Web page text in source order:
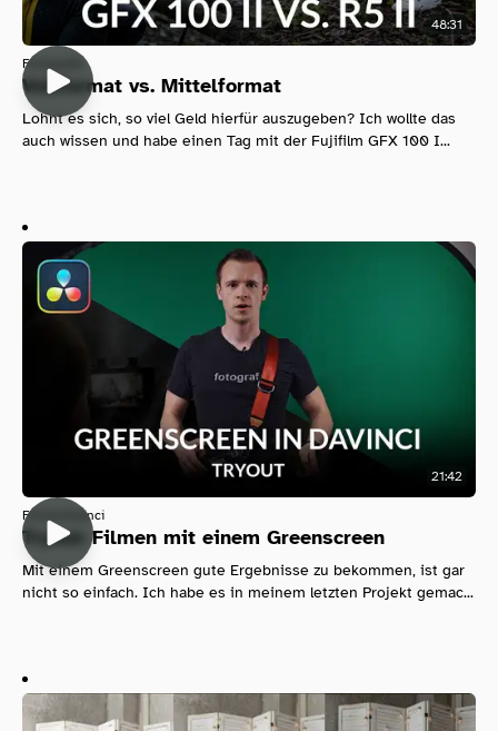
48:31
Fotografie
Vollformat vs. Mittelformat
Lohnt es sich, so viel Geld hierfür auszugeben? Ich wollte das
auch wissen und habe einen Tag mit der Fujifilm GFX 100 I...
21:42
Filmen Davinci
Tryout: Filmen mit einem Greenscreen
Mit einem Greenscreen gute Ergebnisse zu bekommen, ist gar
nicht so einfach. Ich habe es in meinem letzten Projekt gemac...